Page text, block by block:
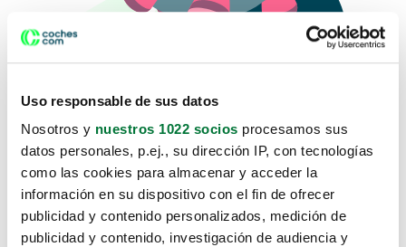
Uso responsable de sus datos
Nosotros y nuestros 1022 socios procesamos sus
datos personales, p.ej., su dirección IP, con tecnologías
como las cookies para almacenar y acceder la
información en su dispositivo con el fin de ofrecer
publicidad y contenido personalizados, medición de
publicidad y contenido, investigación de audiencia y
Lo sentimos, no sabemos como
te hemos traido hasta aquí.